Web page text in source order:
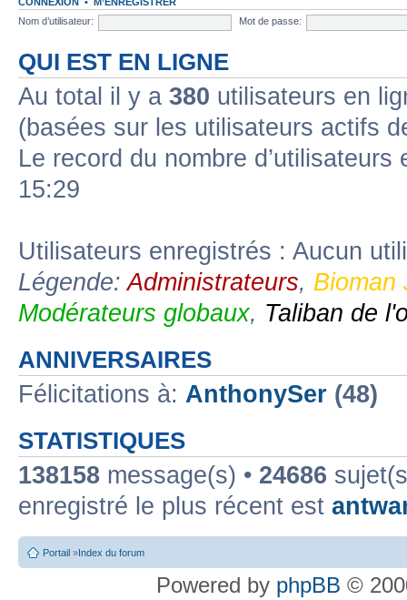
Nom d’utilisateur:
Mot de passe:
QUI EST EN LIGNE
Au total il y a 380 utilisateurs en
(basées sur les utilisateurs actifs
Le record du nombre
15:29
Utilisateurs enregistrés : Aucun
Légende:Administrateurs, Bioman
Modérateurs globaux, Taliban de
ANNIVERSAIRES
Félicitations à: AnthonySer (48)
STATISTIQUES
138158 message(s) • 24686
enregistré le plus récent est
Portail »Index du forum
Powered by phpBB ©